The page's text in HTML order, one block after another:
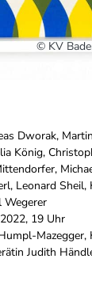
© KV
Dworak,
König,
Leonard
Wegerer
19 Uhr
Judith